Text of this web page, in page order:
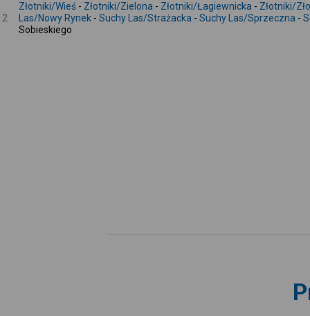
2
Złotniki/Wieś - Złotniki/Zielona - Złotniki/Łagiewnicka - Złotniki/
Las/Nowy Rynek - Suchy Las/Strażacka - Suchy Las/Sprzeczna -
Sobieskiego